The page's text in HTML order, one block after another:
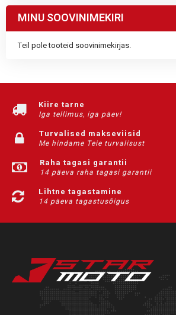
MINU SOOVINIMEKIRI
Teil pole tooteid soovinimekirjas.
Kiire tarne
Iga tellimus, iga päev!
Turvalised makseviisid
Me hindame Teie turvalisust
Raha tagasi garantii
14 päeva raha tagasi garantii
Lihtne tagastamine
14 päeva tagastusõigus